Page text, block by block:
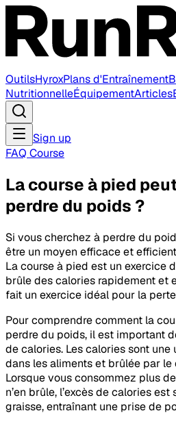
OutilsHyroxPlans d'Entraînement
NutritionnelleÉquipementArticles
Sign up
FAQ Course
La course à pied
perdre du poids ?
Si vous cherchez à perdre du
être un moyen efficace et
La course à pied est un exercice
brûle des calories rapidement et
fait un exercice idéal pour la
Pour comprendre comment la
perdre du poids, il est important
de calories. Les calories sont une
dans les aliments et brûlée par le
Lorsque vous consommez plus
n’en brûle, l’excès de calories
graisse, entraînant une prise de